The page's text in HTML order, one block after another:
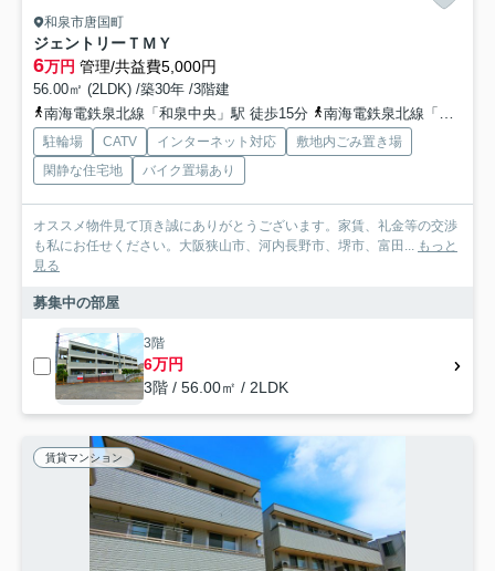
和泉市唐国町
ジェントリーＴＭＹ
6万円 管理/共益費5,000円
56.00㎡ (2LDK) /築30年 /3階建
南海電鉄泉北線「和泉中央」駅 徒歩15分
南海電鉄泉北線「光明池」駅 徒歩45分
駐輪場 CATV インターネット対応
敷地内ごみ置き場
閑静な住宅地
バイク置場あり
オススメ物件見て頂き誠にありがとうございます。家賃、礼金等の交渉
も私にお任せください。大阪狭山市、河内長野市、堺市、富田... もっと
見る
募集中の部屋
3階
6万円
3階 / 56.00㎡ / 2LDK
賃貸マンション